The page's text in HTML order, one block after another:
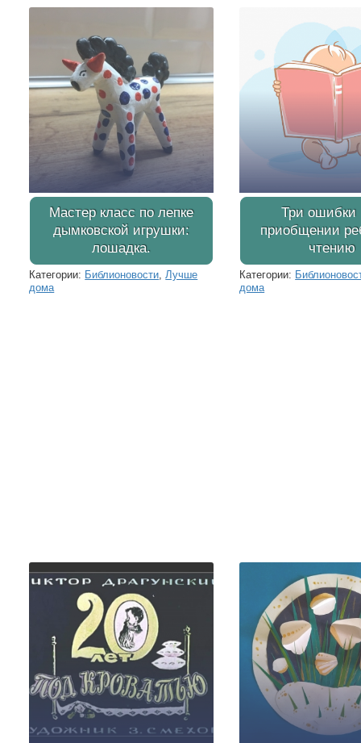
Мастер класс по лепке
дымковской игрушки:
лошадка.
Категории: Библионовости,Лучше
дома
Три ошибки
приобщении
чтению
Категории:
дома